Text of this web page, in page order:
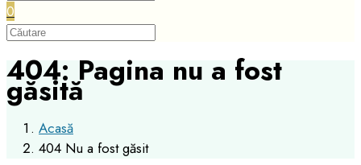
0
404: Pagina nu a fost
găsită
Acasă
404 Nu a fost găsit